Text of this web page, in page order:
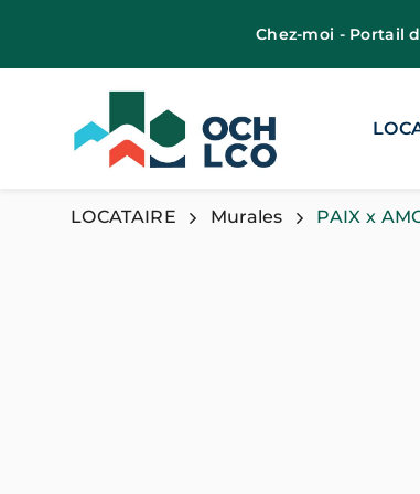
Chez-moi - Portail
LOCATAIRE Murales PAIX x